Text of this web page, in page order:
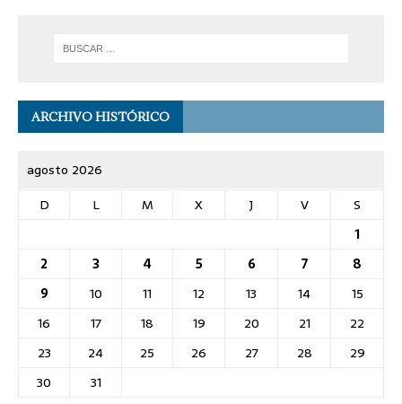
ARCHIVO HISTÓRICO
agosto 2026
D
L M X J V
S
1
2
3 4 5 6 7
8
9
10 11 12 13 14
15
16
17 18 19 20 21
22
23
24 25 26 27 28
29
30
31